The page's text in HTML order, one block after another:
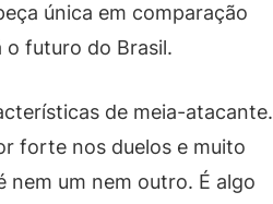
única em comparação
o futuro do Brasil.
de meia-atacante.
forte nos duelos e muito
nem um nem outro. É algo